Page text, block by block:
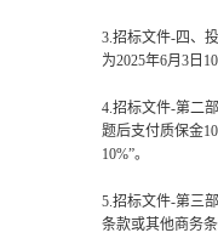
3.招标文件-四、
为2025年6月3日
4.招标文件-第二
题后支付质保金
10%”。
5.招标文件-第三
条款或其他商务